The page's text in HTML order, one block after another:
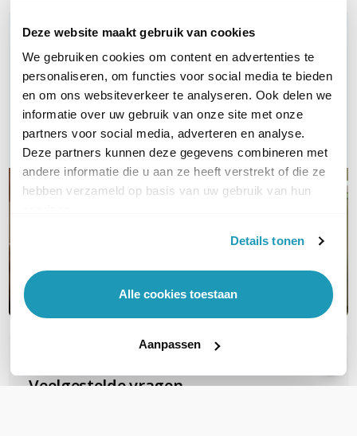
Deze website maakt gebruik van cookies
We gebruiken cookies om content en advertenties te
personaliseren, om functies voor social media te bieden
en om ons websiteverkeer te analyseren. Ook delen we
informatie over uw gebruik van onze site met onze
partners voor social media, adverteren en analyse.
Deze partners kunnen deze gegevens combineren met
andere informatie die u aan ze heeft verstrekt of die ze
hebben verzameld op basis van uw gebruik van hun
Details tonen
Alle cookies toestaan
Aanpassen
WIL JIJ ADVIES OP MAAT?
Vraag het onze experts!
Bel ons
E-mail
Veelgestelde vragen